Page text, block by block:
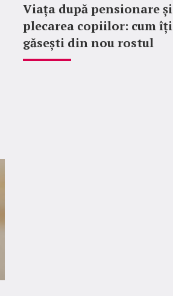
Viața după pensionare și
plecarea copiilor: cum îți
găsești din nou rostul